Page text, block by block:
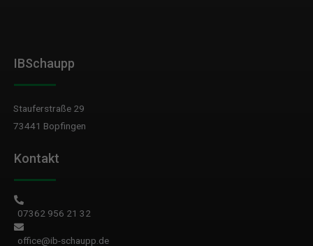
IBSchaupp
Stauferstraße 29
73441 Bopfingen
Kontakt
07362 956 21 32
office@ib-schaupp.de